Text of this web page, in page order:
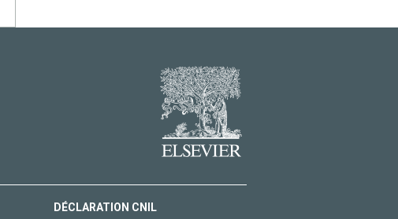
DÉCLARATION CNIL